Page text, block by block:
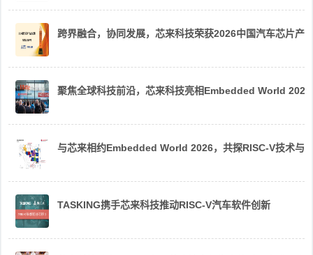
跨界融合，协同发展，芯来科技荣获2026中国汽车芯片产
聚焦全球科技前沿，芯来科技亮相Embedded World 2026
与芯来相约Embedded World 2026，共探RISC-V技术与
TASKING携手芯来科技推动RISC-V汽车软件创新